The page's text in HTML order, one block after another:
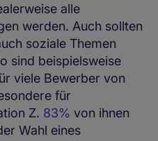
alle
werden. Auch sollten
soziale Themen
sind beispielsweise
viele Bewerber von
für
Z. 83% von ihnen
Wahl eines